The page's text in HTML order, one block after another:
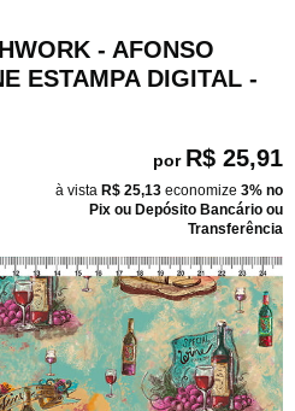
- AFONSO
ESTAMPA DIGITAL -
por R$ 25,91
à vista R$ 25,13 economize 3% no
Pix ou Depósito Bancário ou
Transferência